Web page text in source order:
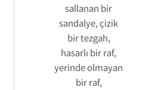
sallanan bir
sandalye, çizik
bir tezgah,
hasarlı bir raf,
yerinde olmayan
bir raf,